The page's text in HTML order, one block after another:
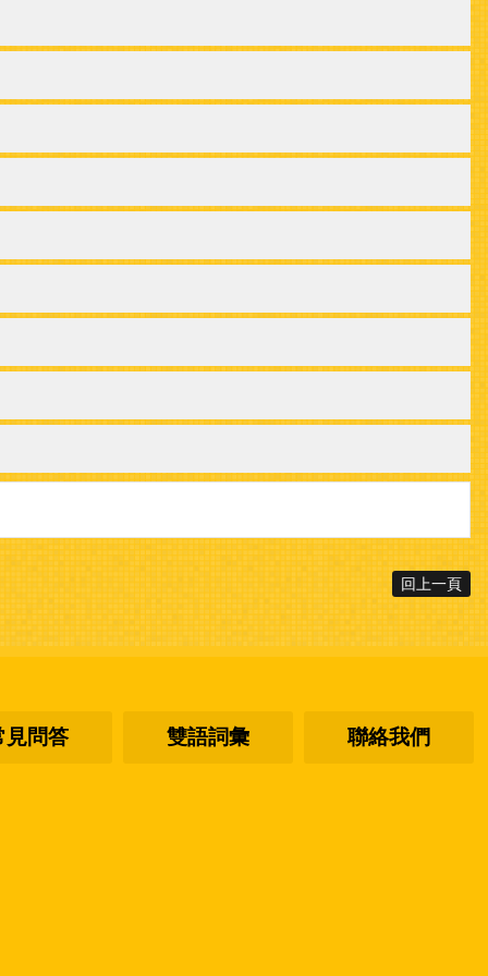
回上一頁
見問答 雙語詞彙 聯絡我們